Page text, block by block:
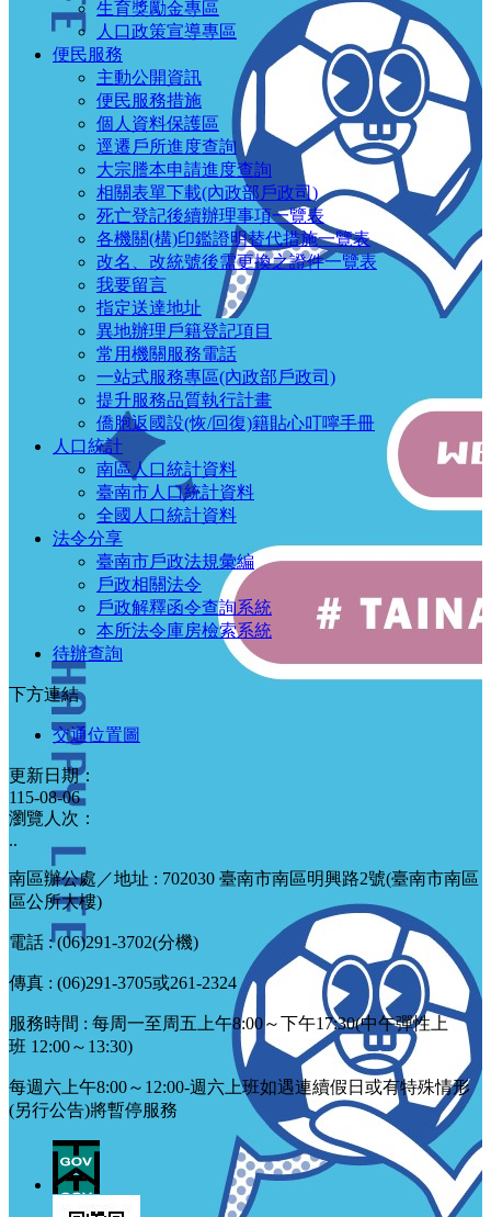
生育獎勵金專區
人口政策宣導專區
便民服務
主動公開資訊
便民服務措施
個人資料保護區
逕遷戶所進度查詢
大宗謄本申請進度查詢
相關表單下載(內政部戶政司)
死亡登記後續辦理事項一覽表
各機關(構)印鑑證明替代措施一覽表
改名、改統號後需更換之證件一覽表
我要留言
指定送達地址
異地辦理戶籍登記項目
常用機關服務電話
一站式服務專區(內政部戶政司)
提升服務品質執行計畫
僑胞返國設(恢/回復)籍貼心叮嚀手冊
人口統計
南區人口統計資料
臺南市人口統計資料
全國人口統計資料
法令分享
臺南市戶政法規彙編
戶政相關法令
戶政解釋函令查詢系統
本所法令庫房檢索系統
待辦查詢
下方連結
交通位置圖
更新日期：
115-08-06
瀏覽人次：
..
南區辦公處／地址 : 702030 臺南市南區明興路2號(臺南市南區
區公所大樓)
電話 : (06)291-3702(分機)
傳真 : (06)291-3705或261-2324
服務時間 : 每周一至周五上午8:00～下午17:30(中午彈性上
班 12:00～13:30)
每週六上午8:00～12:00-週六上班如遇連續假日或有特殊情形
(另行公告)將暫停服務